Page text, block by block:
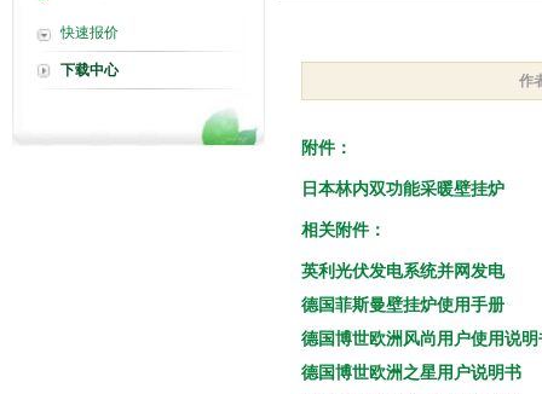
快速报价
下载中心
作
附件：
日本林内双功能采暖壁挂炉
相关附件：
英利光伏发电系统并网发电
德国菲斯曼壁挂炉使用手册
德国博世欧洲风尚用户使用说明
德国博世欧洲之星用户说明书